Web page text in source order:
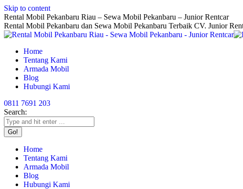
Skip to content
Rental Mobil Pekanbaru Riau – Sewa Mobil Pekanbaru – Junior Rentcar
Rental Mobil Pekanbaru dan Sewa Mobil Pekanbaru Terbaik CV. Junior
Home
Tentang Kami
Armada Mobil
Blog
Hubungi Kami
0811 7691 203
Search:
Home
Tentang Kami
Armada Mobil
Blog
Hubungi Kami